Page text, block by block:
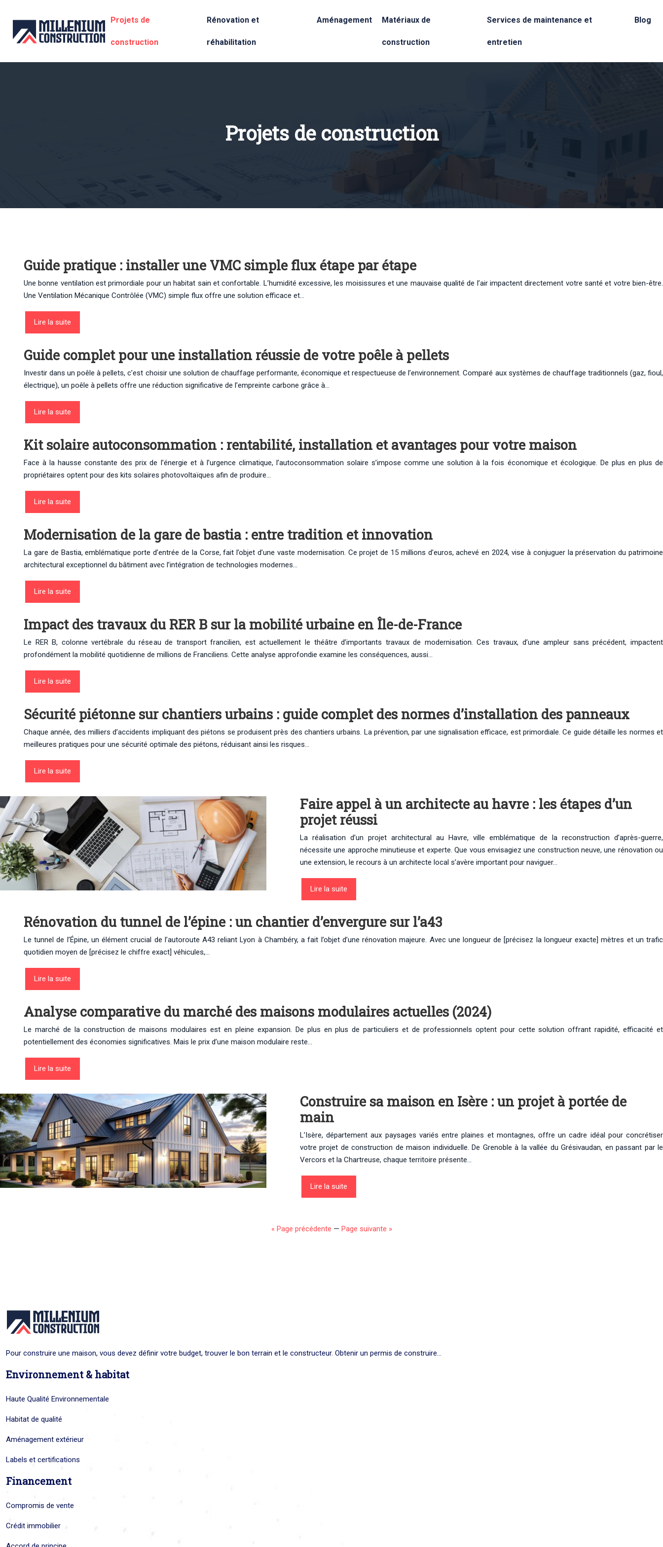
Projets de
construction
Rénovation et
réhabilitation
Aménagement Matériaux de
construction
Services de maintenance et
entretien
Blog
Projets de construction
Guide pratique : installer une VMC simple flux étape par étape
Une bonne ventilation est primordiale pour un habitat sain et confortable. L’humidité excessive, les moisissures et une mauvaise qualité de l’air impactent directement votre santé et votre bien-être.
Une Ventilation Mécanique Contrôlée (VMC) simple flux offre une solution efficace et…
Lire la suite
Guide complet pour une installation réussie de votre poêle à pellets
Investir dans un poêle à pellets, c’est choisir une solution de chauffage performante, économique et respectueuse de l’environnement. Comparé aux systèmes de chauffage traditionnels (gaz, fioul,
électrique), un poêle à pellets offre une réduction significative de l’empreinte carbone grâce à…
Lire la suite
Kit solaire autoconsommation : rentabilité, installation et avantages pour votre maison
Face à la hausse constante des prix de l’énergie et à l’urgence climatique, l’autoconsommation solaire s’impose comme une solution à la fois économique et écologique. De plus en plus de
propriétaires optent pour des kits solaires photovoltaïques afin de produire…
Lire la suite
Modernisation de la gare de bastia : entre tradition et innovation
La gare de Bastia, emblématique porte d’entrée de la Corse, fait l’objet d’une vaste modernisation. Ce projet de 15 millions d’euros, achevé en 2024, vise à conjuguer la préservation du patrimoine
architectural exceptionnel du bâtiment avec l’intégration de technologies modernes…
Lire la suite
Impact des travaux du RER B sur la mobilité urbaine en Île-de-France
Le RER B, colonne vertébrale du réseau de transport francilien, est actuellement le théâtre d’importants travaux de modernisation. Ces travaux, d’une ampleur sans précédent, impactent
profondément la mobilité quotidienne de millions de Franciliens. Cette analyse approfondie examine les conséquences, aussi…
Lire la suite
Sécurité piétonne sur chantiers urbains : guide complet des normes d’installation des panneaux
Chaque année, des milliers d’accidents impliquant des piétons se produisent près des chantiers urbains. La prévention, par une signalisation efficace, est primordiale. Ce guide détaille les normes et
meilleures pratiques pour une sécurité optimale des piétons, réduisant ainsi les risques…
Lire la suite
Faire appel à un architecte au havre : les étapes d’un
projet réussi
La réalisation d’un projet architectural au Havre, ville emblématique de la reconstruction d’après-guerre,
nécessite une approche minutieuse et experte. Que vous envisagiez une construction neuve, une rénovation ou
une extension, le recours à un architecte local s’avère important pour naviguer…
Lire la suite
Rénovation du tunnel de l’épine : un chantier d’envergure sur l’a43
Le tunnel de l’Épine, un élément crucial de l’autoroute A43 reliant Lyon à Chambéry, a fait l’objet d’une rénovation majeure. Avec une longueur de [précisez la longueur exacte] mètres et un trafic
quotidien moyen de [précisez le chiffre exact] véhicules,…
Lire la suite
Analyse comparative du marché des maisons modulaires actuelles (2024)
Le marché de la construction de maisons modulaires est en pleine expansion. De plus en plus de particuliers et de professionnels optent pour cette solution offrant rapidité, efficacité et
potentiellement des économies significatives. Mais le prix d’une maison modulaire reste…
Lire la suite
Construire sa maison en Isère : un projet à portée de
main
L’Isère, département aux paysages variés entre plaines et montagnes, offre un cadre idéal pour concrétiser
votre projet de construction de maison individuelle. De Grenoble à la vallée du Grésivaudan, en passant par le
Vercors et la Chartreuse, chaque territoire présente…
Lire la suite
« Page précédente — Page suivante »
Pour construire une maison, vous devez définir votre budget, trouver le bon terrain et le constructeur. Obtenir un permis de construire…
Environnement & habitat
Haute Qualité Environnementale
Habitat de qualité
Aménagement extérieur
Labels et certifications
Financement
Compromis de vente
Crédit immobilier